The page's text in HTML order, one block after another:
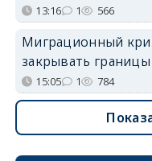
13:16 1 566
Миграционный
закрывать
15:05 1 784